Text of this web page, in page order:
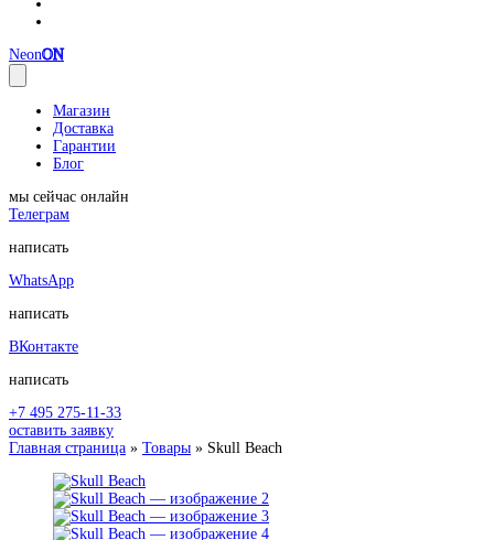
NeonON
Магазин
Доставка
Гарантии
Блог
мы сейчас онлайн
Телеграм
написать
WhatsApp
написать
ВКонтакте
написать
+7 495 275-11-33
оставить заявку
Главная страница » Товары » Skull Beach